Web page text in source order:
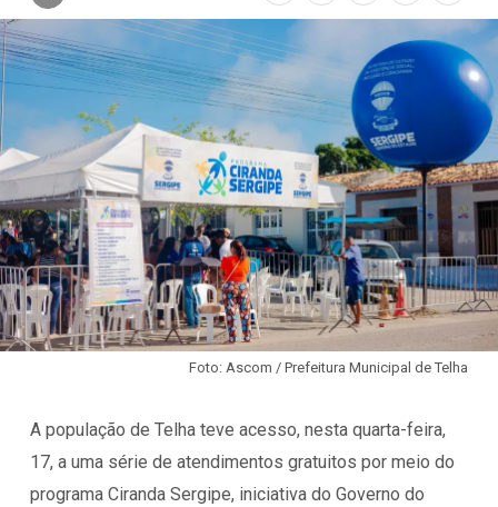
Foto: Ascom / Prefeitura Municipal de Telha
A população de Telha teve acesso, nesta quarta-feira,
17, a uma série de atendimentos gratuitos por meio do
programa Ciranda Sergipe, iniciativa do Governo do